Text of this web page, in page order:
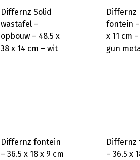
Differnz Solid
wastafel –
opbouw – 48.5 x
38 x 14 cm – wit
Differnz
fontein –
x 11 cm –
gun
Differnz fontein
– 36.5 x 18 x 9 cm
Differnz
– 36.5 x